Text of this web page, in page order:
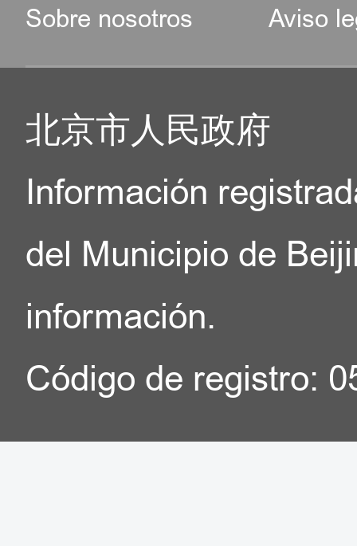
Sobre nosotros Aviso
北京市人民政府
Información
del Municipio de
información.
Código de registro: